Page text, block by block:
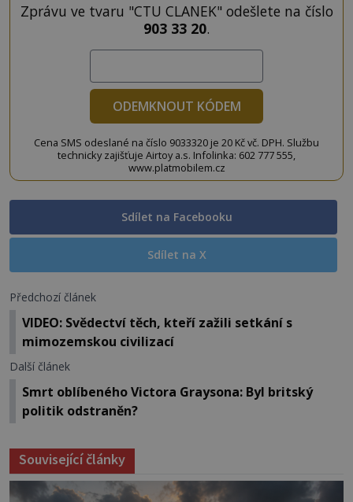
Zprávu ve tvaru "CTU CLANEK" odešlete na číslo
903 33 20.
ODEMKNOUT KÓDEM
Cena SMS odeslané na číslo 9033320 je 20 Kč vč. DPH. Službu
technicky zajišťuje Airtoy a.s. Infolinka: 602 777 555,
www.platmobilem.cz
Sdílet na Facebooku
Sdílet na X
Předchozí článek
VIDEO: Svědectví těch, kteří zažili setkání s
mimozemskou civilizací
Další článek
Smrt oblíbeného Victora Graysona: Byl britský
politik odstraněn?
Související články